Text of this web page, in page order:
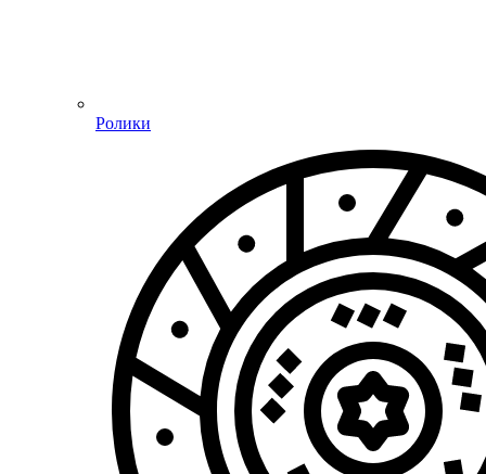
Ролики